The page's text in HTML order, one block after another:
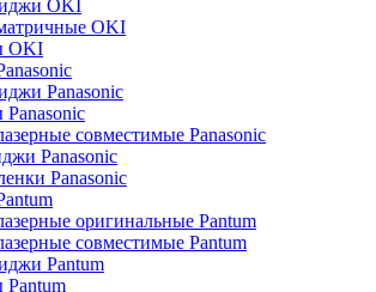
OKI
OKI
OKI
Panasonic
совместимые Panasonic
Panasonic
Panasonic
оригинальные Pantum
совместимые Pantum
Pantum